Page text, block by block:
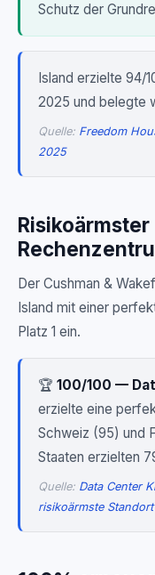
Schutz der
Island erzielte 94/
2025 und belegte
Quelle: Freedom
2025
Risikoärmster
Der Cushman &
Island mit einer
Platz 1 ein.
🏆 100/100 —
erzielte eine
Schweiz (95) und
Staaten erzielten
Quelle: Data Center
risikoärmste Standort